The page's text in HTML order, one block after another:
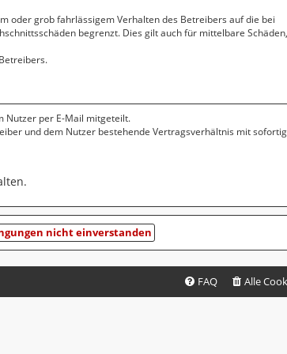
oder grob fahrlässigem Verhalten des Betreibers auf die bei
begrenzt. Dies gilt auch für mittelbare Schäden,
Nutzer per E-Mail mitgeteilt.
und dem Nutzer bestehende Vertragsverhältnis mit
Alle
FAQ